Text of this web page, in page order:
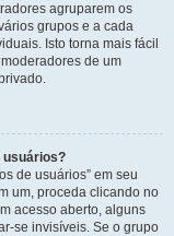
agruparem os
grupos e a cada
Isto torna mais fácil
de um
usuários?
de usuários” em seu
um, proceda clicando no
acesso aberto, alguns
se invisíveis. Se o grupo